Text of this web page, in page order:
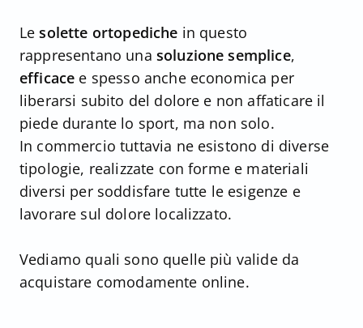
Lesolette ortopediche in questo
rappresentano una soluzione semplice,
efficace e spesso anche economica per
liberarsi subito del dolore e non affaticare il
piede durante lo sport, ma non solo.
In commercio tuttavia ne esistono di diverse
tipologie, realizzate con forme e materiali
diversi per soddisfare tutte le esigenze e
lavorare sul dolore localizzato.
Vediamo quali sono quelle più valide da
acquistare comodamente online.